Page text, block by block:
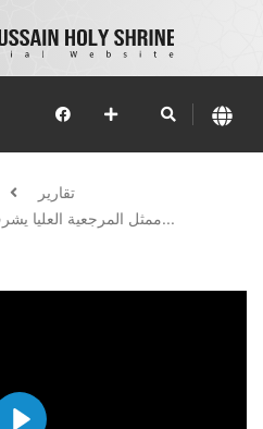
تقارير
ممثل المرجعية العليا يشرف ميدانيا على العمل في مشر...